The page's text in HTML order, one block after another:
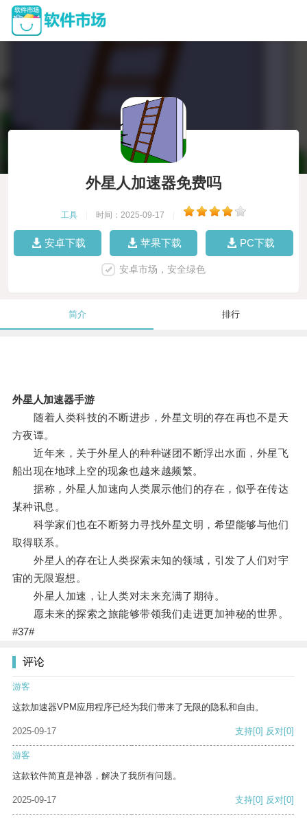
外星人加速器免费吗
工具 时间：2025-09-17
安卓下载 苹果下载 PC下载
安卓市场，安全绿色
简介 排行
外星人加速器手游
随着人类科技的不断进步，外星文明的存在再也不是天
方夜谭。
近年来，关于外星人的种种谜团不断浮出水面，外星飞
船出现在地球上空的现象也越来越频繁。
据称，外星人加速向人类展示他们的存在，似乎在传达
某种讯息。
科学家们也在不断努力寻找外星文明，希望能够与他们
取得联系。
外星人的存在让人类探索未知的领域，引发了人们对宇
宙的无限遐想。
外星人加速，让人类对未来充满了期待。
愿未来的探索之旅能够带领我们走进更加神秘的世界。
#37#
评论
游客
这款加速器VPM应用程序已经为我们带来了无限的隐私和自由。
2025-09-17 支持[0] 反对[0]
游客
这款软件简直是神器，解决了我所有问题。
2025-09-17 支持[0] 反对[0]